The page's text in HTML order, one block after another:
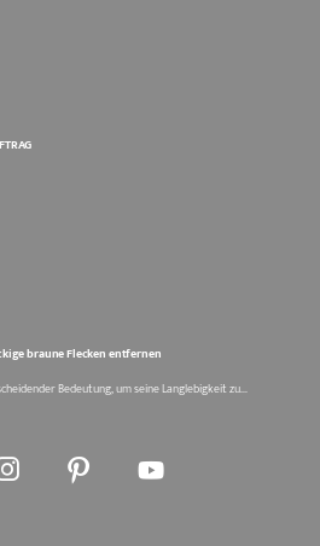
braune Flecken entfernen
Bedeutung, um seine Langlebigkeit zu...